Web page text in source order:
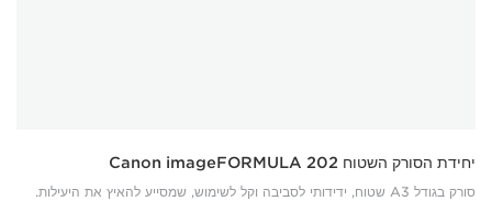
יחידת הסורק השטוח 202‏ Canon imageFORMULA
סורק בגודל A3 שטוח, ידידותי לסביבה וקל לשימוש, שמסייע להאיץ את היעילות.